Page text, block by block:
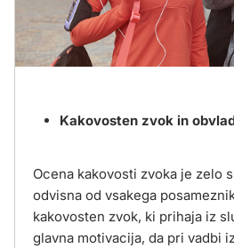
Kakovosten zvok in
Ocena kakovosti zvoka je zelo
odvisna od vsakega
kakovosten zvok, ki prihaja iz
glavna motivacija, da pri vadbi